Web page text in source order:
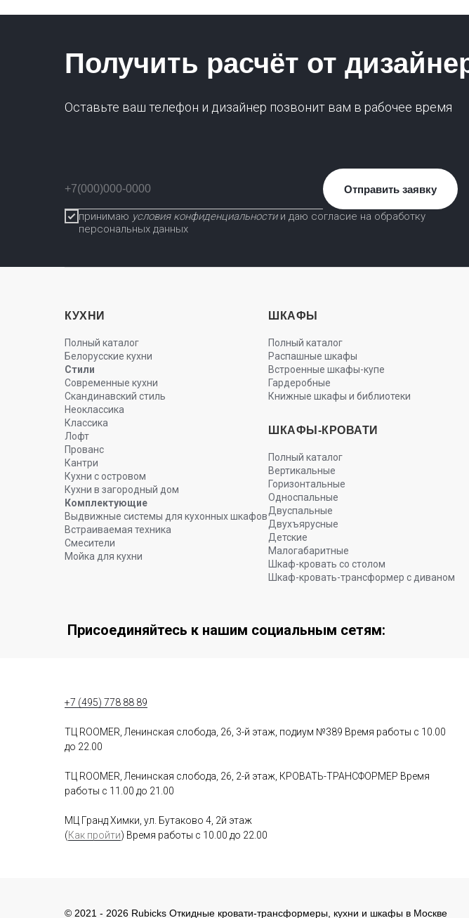
Получить расчёт от
Оставьте ваш телефон и дизайнер позвонит вам в рабочее время
принимаю условия конфиденциальностии даю согласие на обработку
персональных данных
Отправить заявку
КУХНИ
Полный каталог
Белорусские кухни
Стили
Современные кухни
Скандинавский стиль
Неоклассика
Классика
Лофт
Прованс
Кантри
Кухни с островом
Кухни в загородный дом
Комплектующие
Выдвижные системы для кухонных шкафов
Встраиваемая техника
Смесители
Мойка для кухни
ШКАФЫ
Полный каталог
Распашные шкафы
Встроенные шкафы-купе
Гардеробные
Книжные шкафы и библиотеки
ШКАФЫ-КРОВАТИ
Полный каталог
Вертикальные
Горизонтальные
Односпальные
Двуспальные
Двухъярусные
Детские
Малогабаритные
Шкаф-кровать со столом
Шкаф-кровать-трансформер с диваном
Присоединяйтесь к нашим социальным сетям:
+7 (495) 778 88 89
ТЦ ROOMER, Ленинская слобода, 26, 3-й этаж, подиум №389 Время работы с 10.00
до 22.00
ТЦ ROOMER, Ленинская слобода, 26, 2-й этаж, КРОВАТЬ-ТРАНСФОРМЕР Время
работы с 11.00 до 21.00
МЦ Гранд Химки, ул. Бутаково 4, 2й этаж
(Как пройти) Время работы с 10.00 до 22.00
© 2021 - 2026 Rubicks Откидные кровати-трансформеры, кухни и шкафы в Москве